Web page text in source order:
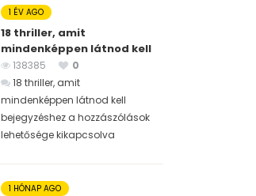
1 ÉV AGO
18 thriller, amit
mindenképpen látnod kell
138385
0
18 thriller, amit
mindenképpen látnod kell
bejegyzéshez a hozzászólások
lehetősége kikapcsolva
1 HÓNAP AGO